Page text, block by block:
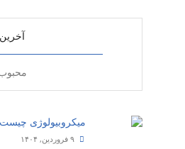
آخرین
میکروبیولوژی
۹ فروردین, ۱۴۰۴